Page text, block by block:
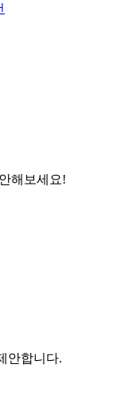
해보세요!
안합니다.